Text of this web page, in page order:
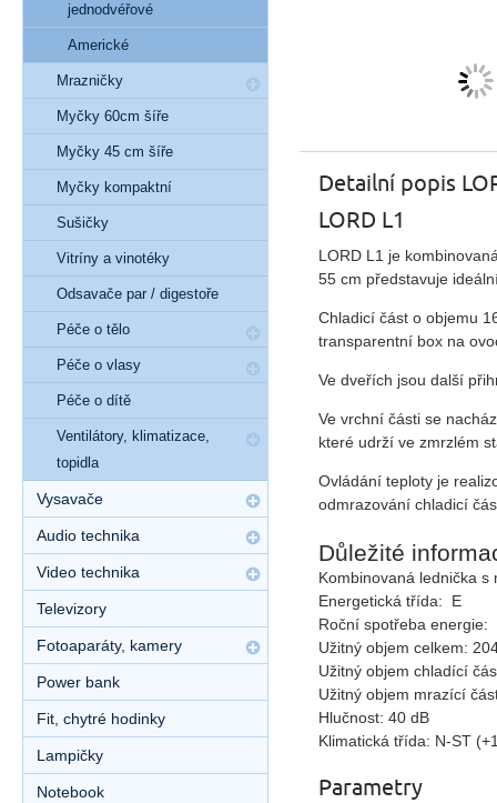
Detailní popis
LORD L1
LORD L1 je
55 cm představuje
Chladicí část o objemu
transparentní box na
Ve dveřích jsou další
Ve vrchní části se
které udrží ve zmrzlém
Ovládání teploty je
odmrazování chladicí
Důležité
Kombinovaná lednička s
Energetická třída: E
Roční spotřeba energie:
Užitný objem celkem:
Užitný objem chladící
Užitný objem mrazící
Hlučnost: 40 dB
Klimatická třída: N-ST
Parametry
jednodvéřové
Americké
Mrazničky
Myčky 60cm šíře
Myčky 45 cm šíře
Myčky kompaktní
Sušičky
Vitríny a vinotéky
Odsavače par / digestoře
Péče o tělo
Péče o vlasy
Péče o dítě
Ventilátory, klimatizace,
topidla
Vysavače
Audio technika
Video technika
Televizory
Fotoaparáty, kamery
Power bank
Fit, chytré hodinky
Lampičky
Notebook